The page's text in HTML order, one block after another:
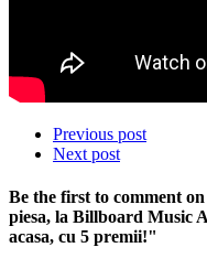
Previous post
Next post
Be the first to comment
piesa, la Billboard Music
acasa, cu 5 premii!"